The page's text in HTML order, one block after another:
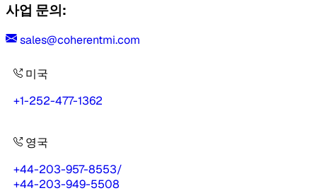
사업 문의:
sales@coherentmi.com
미국
+1-252-477-1362
영국
+44-203-957-8553/
+44-203-949-5508